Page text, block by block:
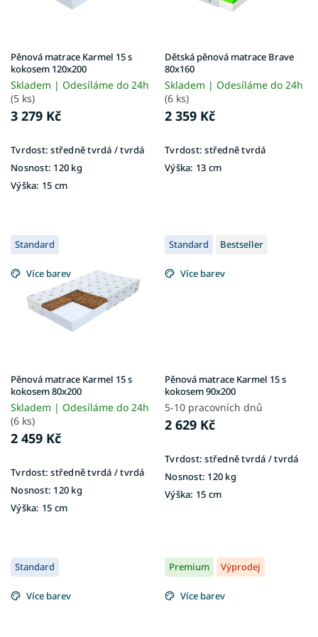
u
k
t
ů
Pěnová matrace Karmel 15 s
kokosem 120x200
Skladem | Odesíláme do 24h
(5 ks)
3 279 Kč
Tvrdost: středně tvrdá / tvrdá
Nosnost: 120 kg
Výška: 15 cm
Dětská pěnová matrace Brave
80x160
Skladem | Odesíláme do 24h
(6 ks)
2 359 Kč
Tvrdost: středně tvrdá
Výška: 13 cm
Standard
Více barev
Pěnová matrace Karmel 15 s
kokosem 80x200
Skladem | Odesíláme do 24h
(6 ks)
2 459 Kč
Tvrdost: středně tvrdá / tvrdá
Nosnost: 120 kg
Výška: 15 cm
Standard Bestseller
Více barev
Pěnová matrace Karmel 15 s
kokosem 90x200
5-10 pracovních dnů
2 629 Kč
Tvrdost: středně tvrdá / tvrdá
Nosnost: 120 kg
Výška: 15 cm
Standard
Více barev
Premium Výprodej
Více barev